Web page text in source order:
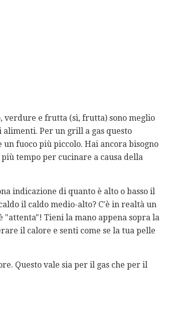
verdure e frutta (sì, frutta) sono meglio
Per un grill a gas questo
fuoco più piccolo. Hai ancora bisogno
tempo per cucinare a causa della
indicazione di quanto è alto o basso il
il caldo medio-alto? C'è in realtà un
"attenta"! Tieni la mano appena sopra la
il calore e senti come se la tua pelle
Questo vale sia per il gas che per il